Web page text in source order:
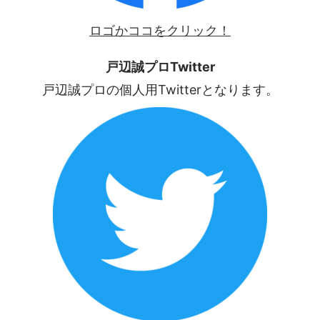
ロゴかココをクリック！
戸辺誠プロTwitter
戸辺誠プロの個人用Twitterとなります。